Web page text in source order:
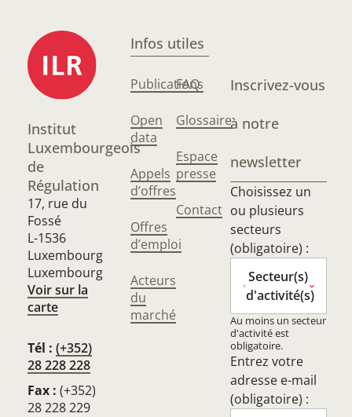
Institut
Luxembourgeois
de
Régulation
17, rue du
Fossé
L-1536
Luxembourg
Luxembourg
Voir sur la
carte
Tél : (+352)
28 228 228
Fax : (+352)
28 228 229
Infos utiles
Publications
Open
data
Appels
d’offres
Offres
d’emploi
Acteurs
du
marché
FAQ
Glossaire
Espace
presse
Contact
Inscrivez-vous
à notre
newsletter
Choisissez un
ou plusieurs
secteurs
(obligatoire) :
Secteur(s)
d'activité(s)
Au moins un secteur
d'activité est
obligatoire.
Entrez votre
adresse e-mail
(obligatoire) :